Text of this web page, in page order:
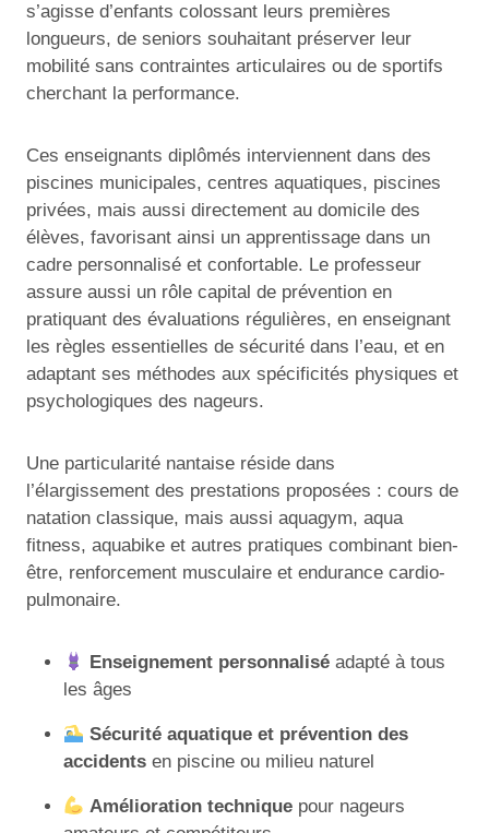
s’agisse d’enfants colossant leurs premières
longueurs, de seniors souhaitant préserver leur
mobilité sans contraintes articulaires ou de sportifs
cherchant la performance.
Ces enseignants diplômés interviennent dans des
piscines municipales, centres aquatiques, piscines
privées, mais aussi directement au domicile des
élèves, favorisant ainsi un apprentissage dans un
cadre personnalisé et confortable. Le professeur
assure aussi un rôle capital de prévention en
pratiquant des évaluations régulières, en enseignant
les règles essentielles de sécurité dans l’eau, et en
adaptant ses méthodes aux spécificités physiques et
psychologiques des nageurs.
Une particularité nantaise réside dans
l’élargissement des prestations proposées : cours de
natation classique, mais aussi aquagym, aqua
fitness, aquabike et autres pratiques combinant bien-
être, renforcement musculaire et endurance cardio-
pulmonaire.
Enseignement personnalisé adapté à tous
les âges
Sécurité aquatique et prévention des
accidents en piscine ou milieu naturel
Amélioration technique pour nageurs